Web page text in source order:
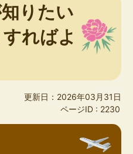
りたい
ればよ
更新日：2026年03月31日
ページID : 2230